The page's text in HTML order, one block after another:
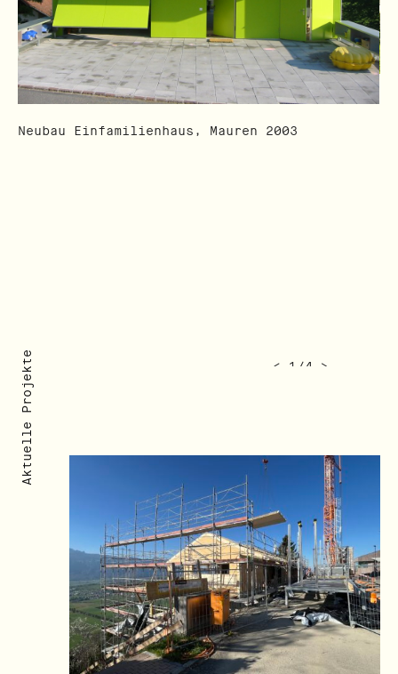
Neubau Einfamilienhaus, Mauren 2003
< 1 /4 >
Aktuelle Projekte